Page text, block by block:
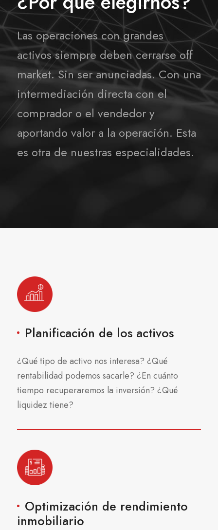
Las operaciones con grandes
activos siempre deben cerrarse off
market. Sin ser anunciadas. Con una
intermediación directa con el
comprador o el vendedor y
aportando valor a la operación. Esta
es otra de nuestras especialidades.
Planificación de los activos
¿Qué tipo de activo nos interesa? ¿Qué
rentabilidad podemos sacarle? ¿En cuánto
tiempo recuperaremos la inversión? ¿Qué
liquidez tiene?
Optimización de rendimiento
inmobiliario